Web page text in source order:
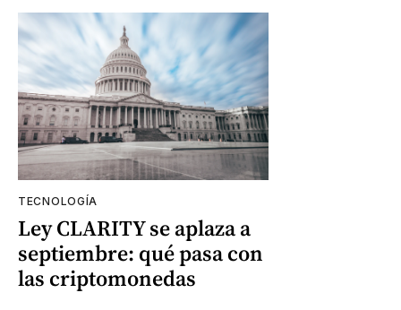
TECNOLOGÍA
Ley CLARITY se aplaza a
septiembre: qué pasa con
las criptomonedas